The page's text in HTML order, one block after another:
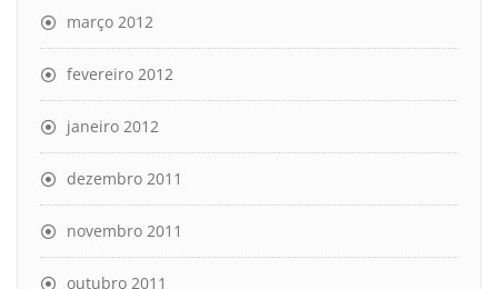
março 2012
fevereiro 2012
janeiro 2012
dezembro 2011
novembro 2011
outubro 2011